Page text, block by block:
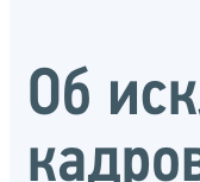
Об